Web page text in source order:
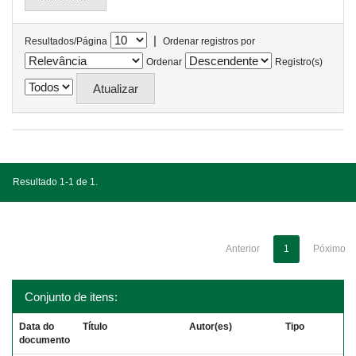
Resultados/Página |
Ordenar registros por
Ordenar
Registro(s)
Resultado 1-1 de 1.
Anterior 1 Póximo
Conjunto de itens:
Data do
documento
Título Autor(es) Tipo